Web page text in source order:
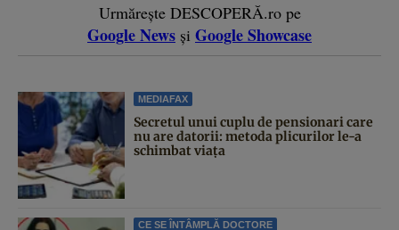
Urmărește DESCOPERĂ.ro pe
Google News și Google Showcase
MEDIAFAX
Secretul unui cuplu de pensionari care
nu are datorii: metoda plicurilor le-a
schimbat viața
CE SE ÎNTÂMPLĂ DOCTORE